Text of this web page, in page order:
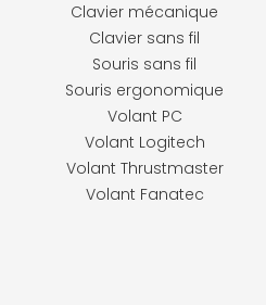
Clavier mécanique
Clavier sans fil
Souris sans fil
Souris ergonomique
Volant PC
Volant Logitech
Volant Thrustmaster
Volant Fanatec